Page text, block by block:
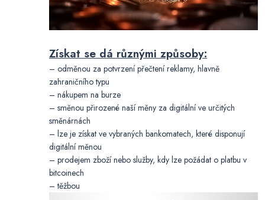
Získat se dá různými způsoby:
– odměnou za potvrzení přečtení reklamy, hlavně
zahraničního typu
– nákupem na burze
– směnou přirozené naší měny za digitální ve určitých
směnárnách
– lze je získat ve vybraných bankomatech, které disponují
digitální měnou
– prodejem zboží nebo služby, kdy lze požádat o platbu v
bitcoinech
– těžbou